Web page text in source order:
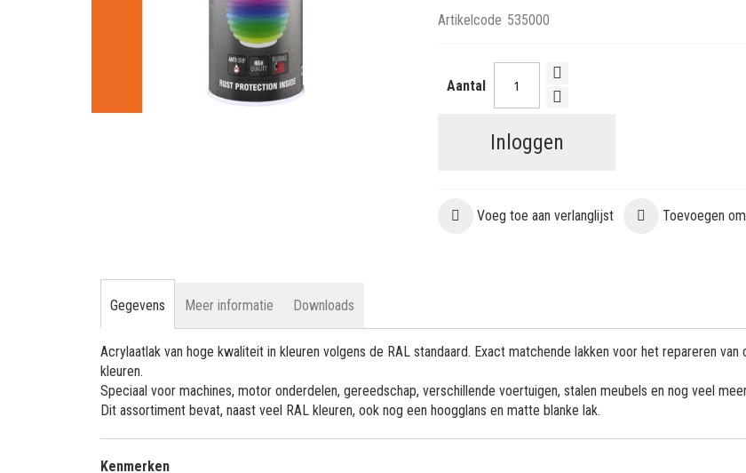
Artikelcode 535000
Aantal
Inloggen
Voeg toe aan verlanglijst Toevoegen
Gegevens
Acrylaatlak van hoge kwaliteit in kleuren volgens de RAL standaard. Exact matchende lakken voor het repareren van
kleuren.
Speciaal voor machines, motor onderdelen, gereedschap, verschillende voertuigen, stalen meubels en nog veel
Dit assortiment bevat, naast veel RAL kleuren, ook nog een hoogglans en matte blanke lak.
Kenmerken
Meer informatie Downloads